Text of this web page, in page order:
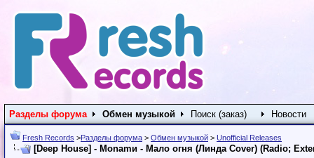
Разделы форума Обмен музыкой Поиск (заказ) Новости
Fresh Records >Разделы форума > Обмен музыкой > Unofficial Releases
[Deep House] - Monamи - Мало огня (Линда Cover) (Radio;